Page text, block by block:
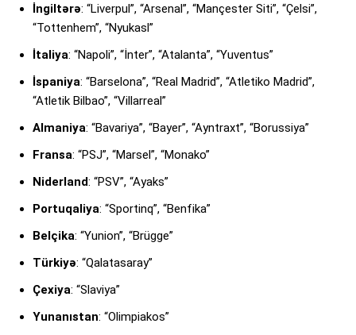
İngiltərə: “Liverpul”, “Arsenal”, “Mançester Siti”, “Çelsi”,
“Tottenhem”, “Nyukasl”
İtaliya: “Napoli”, “İnter”, “Atalanta”, “Yuventus”
İspaniya: “Barselona”, “Real Madrid”, “Atletiko Madrid”,
“Atletik Bilbao”, “Villarreal”
Almaniya: “Bavariya”, “Bayer”, “Ayntraxt”, “Borussiya”
Fransa: “PSJ”, “Marsel”, “Monako”
Niderland: “PSV”, “Ayaks”
Portuqaliya: “Sportinq”, “Benfika”
Belçika: “Yunion”, “Brügge”
Türkiyə: “Qalatasaray”
Çexiya: “Slaviya”
Yunanıstan: “Olimpiakos”